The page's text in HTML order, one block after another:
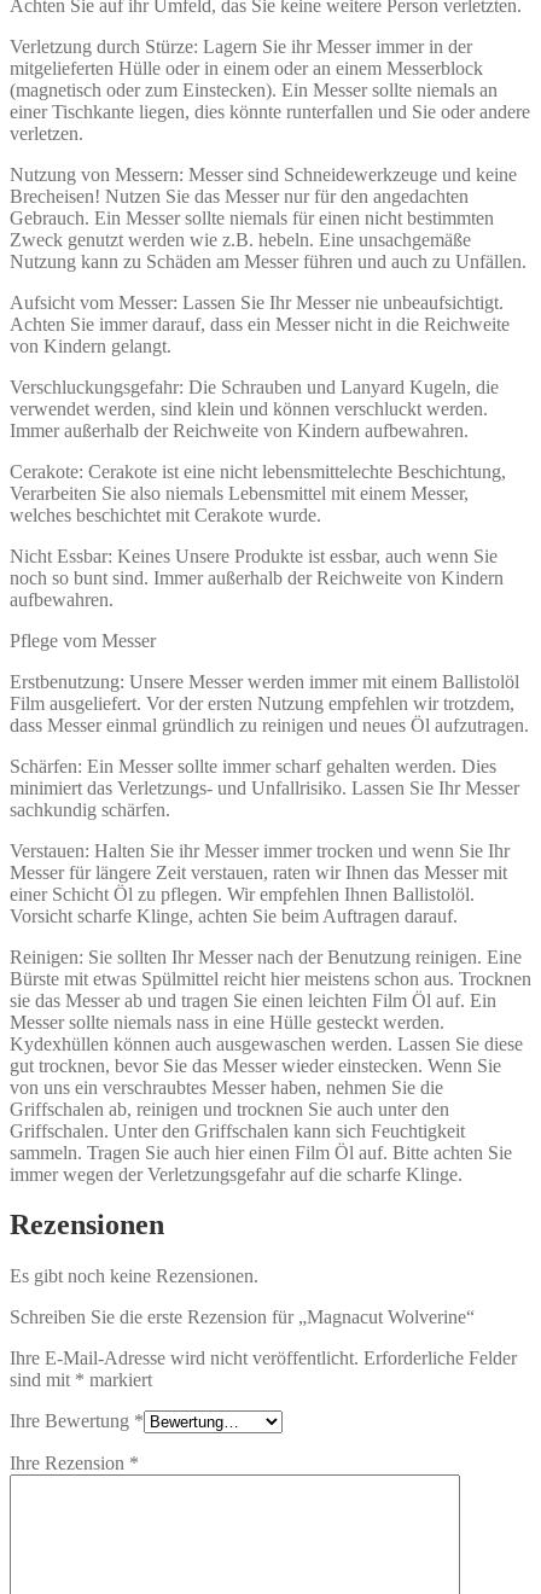
Achten Sie auf ihr Umfeld, das Sie keine weitere Person verletzten.
Verletzung durch Stürze: Lagern Sie ihr Messer immer in der
mitgelieferten Hülle oder in einem oder an einem Messerblock
(magnetisch oder zum Einstecken). Ein Messer sollte niemals an
einer Tischkante liegen, dies könnte runterfallen und Sie oder andere
verletzen.
Nutzung von Messern: Messer sind Schneidewerkzeuge und keine
Brecheisen! Nutzen Sie das Messer nur für den angedachten
Gebrauch. Ein Messer sollte niemals für einen nicht bestimmten
Zweck genutzt werden wie z.B. hebeln. Eine unsachgemäße
Nutzung kann zu Schäden am Messer führen und auch zu Unfällen.
Aufsicht vom Messer: Lassen Sie Ihr Messer nie unbeaufsichtigt.
Achten Sie immer darauf, dass ein Messer nicht in die Reichweite
von Kindern gelangt.
Verschluckungsgefahr: Die Schrauben und Lanyard Kugeln, die
verwendet werden, sind klein und können verschluckt werden.
Immer außerhalb der Reichweite von Kindern aufbewahren.
Cerakote: Cerakote ist eine nicht lebensmittelechte Beschichtung,
Verarbeiten Sie also niemals Lebensmittel mit einem Messer,
welches beschichtet mit Cerakote wurde.
Nicht Essbar: Keines Unsere Produkte ist essbar, auch wenn Sie
noch so bunt sind. Immer außerhalb der Reichweite von Kindern
aufbewahren.
Pflege vom Messer
Erstbenutzung: Unsere Messer werden immer mit einem Ballistolöl
Film ausgeliefert. Vor der ersten Nutzung empfehlen wir trotzdem,
dass Messer einmal gründlich zu reinigen und neues Öl aufzutragen.
Schärfen: Ein Messer sollte immer scharf gehalten werden. Dies
minimiert das Verletzungs- und Unfallrisiko. Lassen Sie Ihr Messer
sachkundig schärfen.
Verstauen: Halten Sie ihr Messer immer trocken und wenn Sie Ihr
Messer für längere Zeit verstauen, raten wir Ihnen das Messer mit
einer Schicht Öl zu pflegen. Wir empfehlen Ihnen Ballistolöl.
Vorsicht scharfe Klinge, achten Sie beim Auftragen darauf.
Reinigen: Sie sollten Ihr Messer nach der Benutzung reinigen. Eine
Bürste mit etwas Spülmittel reicht hier meistens schon aus. Trocknen
sie das Messer ab und tragen Sie einen leichten Film Öl auf. Ein
Messer sollte niemals nass in eine Hülle gesteckt werden.
Kydexhüllen können auch ausgewaschen werden. Lassen Sie diese
gut trocknen, bevor Sie das Messer wieder einstecken. Wenn Sie
von uns ein verschraubtes Messer haben, nehmen Sie die
Griffschalen ab, reinigen und trocknen Sie auch unter den
Griffschalen. Unter den Griffschalen kann sich Feuchtigkeit
sammeln. Tragen Sie auch hier einen Film Öl auf. Bitte achten Sie
immer wegen der Verletzungsgefahr auf die scharfe Klinge.
Rezensionen
Es gibt noch keine Rezensionen.
Schreiben Sie die erste Rezension für „Magnacut Wolverine“
Ihre E-Mail-Adresse wird nicht veröffentlicht. Erforderliche Felder
sind mit * markiert
Ihre Bewertung *
Ihre Rezension *